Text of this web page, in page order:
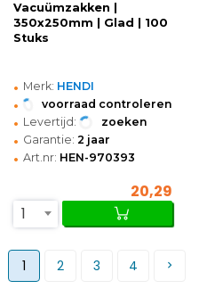
Vacuümzakken |
350x250mm | Glad | 100
Stuks
• Merk: HENDI
• voorraad controleren
• Levertijd: zoeken
• Garantie: 2 jaar
• Art.nr: HEN-970393
20,29
1
1 2 3 4